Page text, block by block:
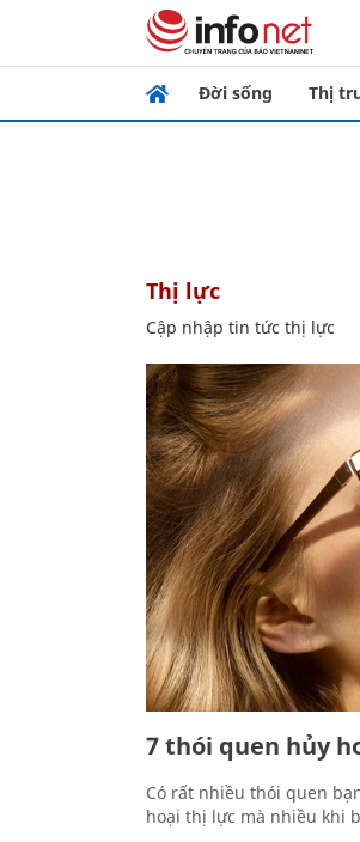
Đời sống Thị
thị lực
Cập nhập tin tức thị lực
7 thói quen hủy
Có rất nhiều thói quen
hoại thị lực mà nhiều khi